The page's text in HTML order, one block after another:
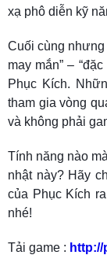
xạ phô diễn kỹ
Cuối cùng nhưng
may mắn” –
Phục Kích.
tham gia vòng
và không phải
Tính năng nào
nhật này? Hãy
của Phục Kích
nhé!
Tải game :